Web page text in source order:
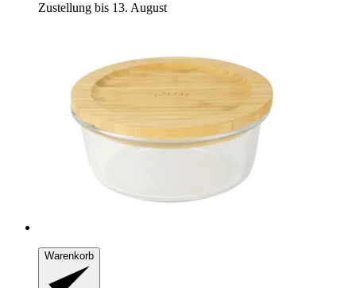
Zustellung bis 13. August
Warenkorb